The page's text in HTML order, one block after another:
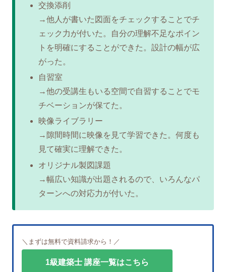
交換添削
→他人が書いた図面をチェックすることでチ
ェック力が付いた。自分の理解不足なポイン
トを明確にすることができた。設計の幅が広
がった。
自習室
→他の受講生もいる空間で自習することでモ
チベーションが保てた。
映像ライブラリー
→隙間時間に映像を見て学習できた。何度も
見て確実に理解できた。
オリジナル製図課題
→幅広い知識が出題されるので、いろんなパ
ターンへの対応力が付いた。
＼まずは無料で資料請求から！／
1級建築士 講座一覧はこちら